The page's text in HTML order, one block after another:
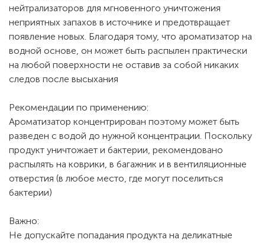
нейтрализаторов для мгновенного уничтожения
неприятных запахов в источнике и предотвращает
появление новых. Благодаря тому, что ароматизатор на
водной основе, он может быть распылен практически
на любой поверхности не оставив за собой никаких
следов после высыхания
Рекомендации по применению:
Ароматизатор концентрирован поэтому может быть
разведен с водой до нужной концентрации. Поскольку
продукт уничтожает и бактерии, рекомендовано
распылять на коврики, в багажник и в вентиляционные
отверстия (в любое место, где могут поселиться
бактерии)
Важно:
Не допускайте попадания продукта на деликатные